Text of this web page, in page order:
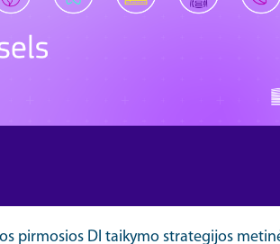
pirmosios DI taikymo strategijos